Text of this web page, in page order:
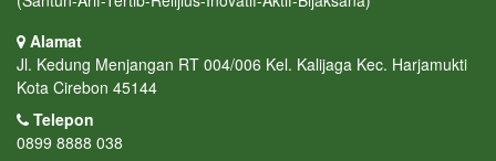
Alamat
Jl. Kedung Menjangan RT 004/006 Kel. Kalijaga Kec. Harjamukti
Kota Cirebon 45144
Telepon
0899 8888 038